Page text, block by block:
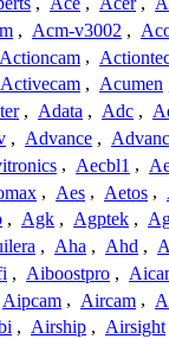
, Acm-v3002 ,
Actioncam ,
Activecam , Acumen
, Adata , Adc ,
, Advance ,
, Aecbl1 ,
, Aes , Aetos ,
, Agk , Agptek ,
, Aha , Ahd ,
, Aiboostpro ,
Aipcam , Aircam ,
, Airship , Airsight